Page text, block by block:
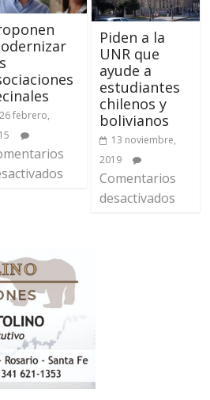
26 febrero,
Piden a la
UNR que
ayude a
estudiantes
chilenos y
bolivianos
13 noviembre,
2019
Comentarios
desactivados